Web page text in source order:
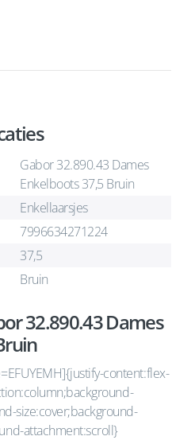
Gabor 32.890.43 Dames
Enkelboots 37,5 Bruin
Enkellaarsjes
7996634271224
37,5
Bruin
32.890.43 Dames
content:flex-
size:cover;background-
attachment:scroll}